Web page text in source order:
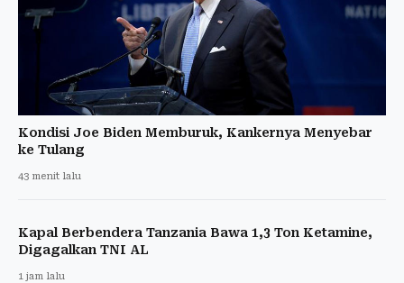
Kondisi Joe Biden Memburuk, Kankernya Menyebar
ke Tulang
43 menit lalu
Kapal Berbendera Tanzania Bawa 1,3 Ton Ketamine,
Digagalkan TNI AL
1 jam lalu